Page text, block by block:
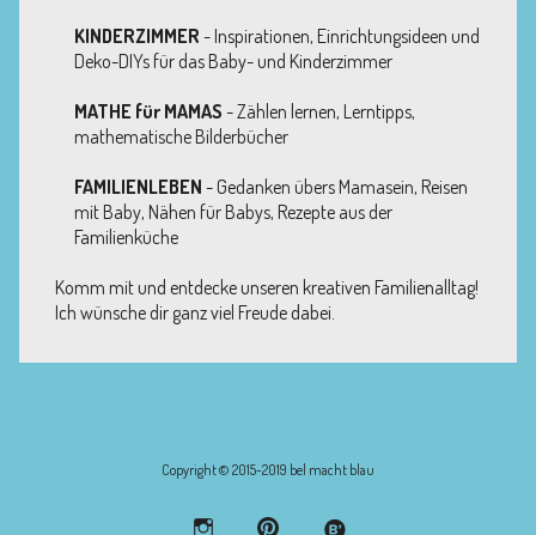
KINDERZIMMER - Inspirationen, Einrichtungsideen und
Deko-DIYs für das Baby- und Kinderzimmer
MATHE für MAMAS - Zählen lernen, Lerntipps,
mathematische Bilderbücher
FAMILIENLEBEN - Gedanken übers Mamasein, Reisen
mit Baby, Nähen für Babys, Rezepte aus der
Familienküche
Komm mit und entdecke unseren kreativen Familienalltag!
Ich wünsche dir ganz viel Freude dabei.
Copyright © 2015-2019 bel macht blau